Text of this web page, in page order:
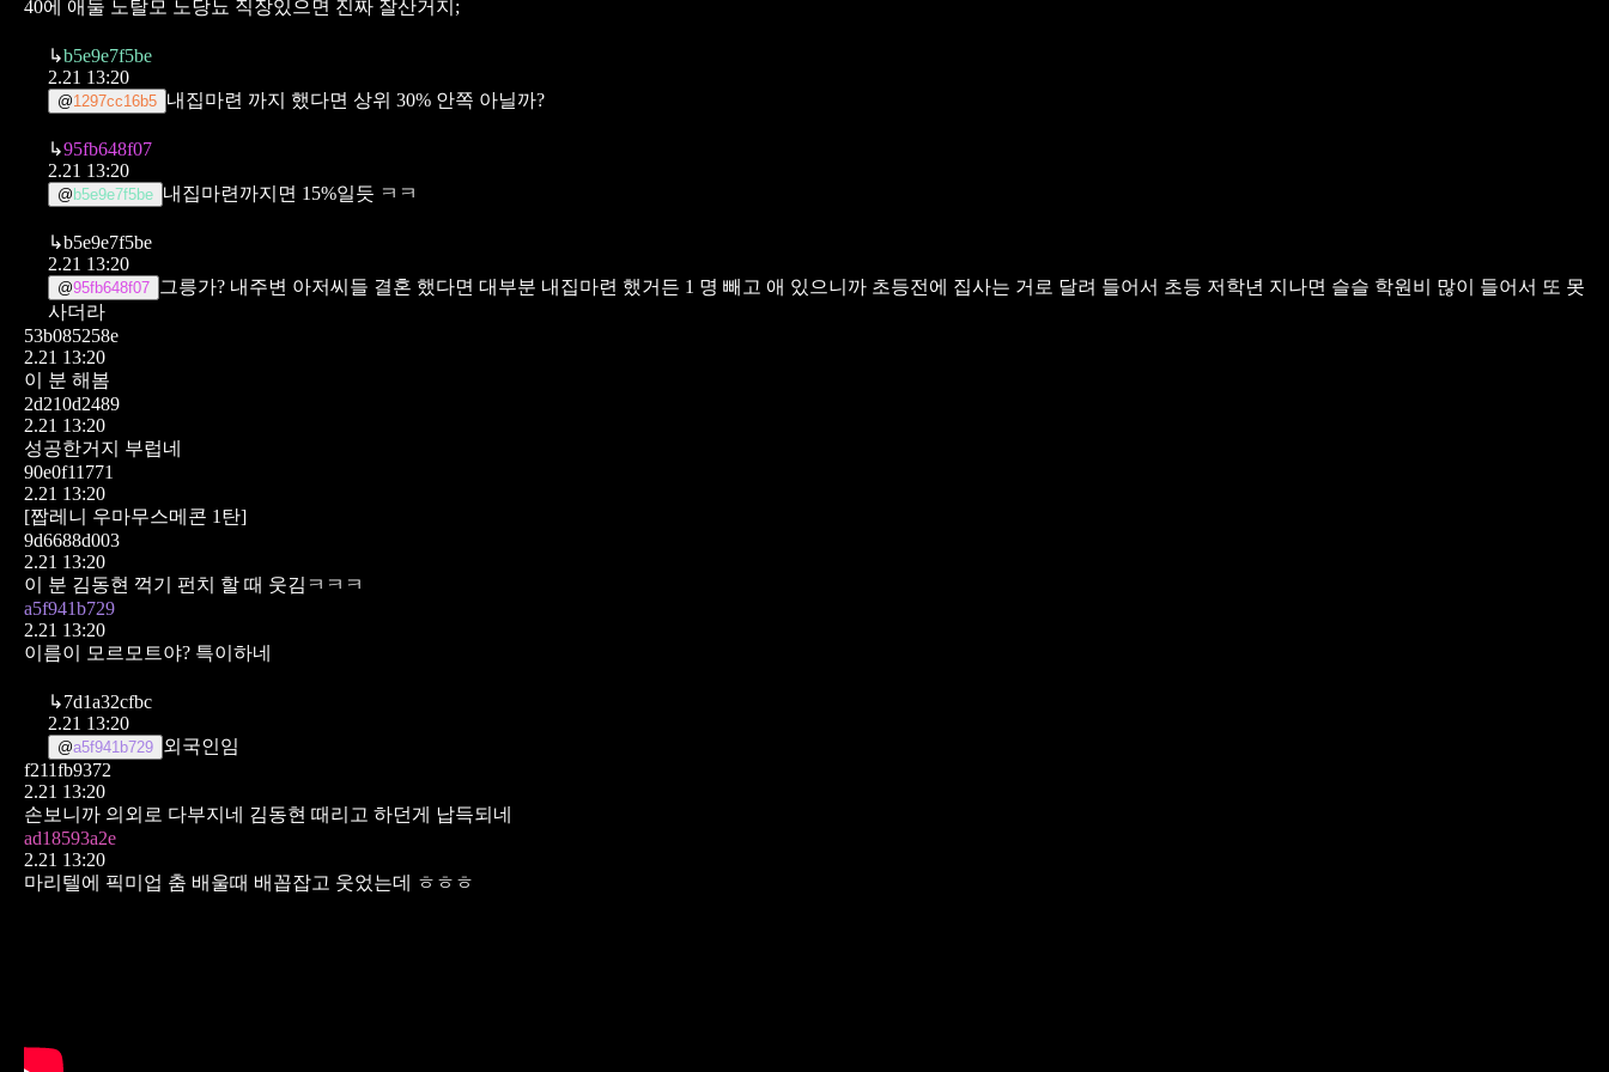
40에 애둘 노탈모 노당뇨 직장있으면 진짜 잘산거지;
↳b5e9e7f5be
2.21 13:20
@1297cc16b5 내집마련 까지 했다면 상위 30% 안쪽 아닐까?
↳95fb648f07
2.21 13:20
@ b5e9e7f5be 내집마련까지면 15%일듯 ㅋㅋ
↳b5e9e7f5be
2.21 13:20
@95fb648f07 그릉가? 내주변 아저씨들 결혼 했다면 대부분 내집마련 했거든 1 명 빼고 애 있으니까 초등전에 집사는 거로 달려 들어서 초등 저학년 지나면 슬슬 학원비 많이 들어서 또 못
사더라
53b085258e
2.21 13:20
이 분 해봄
2d210d2489
2.21 13:20
성공한거지 부럽네
90e0f11771
2.21 13:20
[짭레니 우마무스메콘 1탄]
9d6688d003
2.21 13:20
이 분 김동현 꺽기 펀치 할 때 웃김ㅋㅋㅋ
a5f941b729
2.21 13:20
이름이 모르모트야? 특이하네
↳7d1a32cfbc
2.21 13:20
@a5f941b729 외국인임
f211fb9372
2.21 13:20
손보니까 의외로 다부지네 김동현 때리고 하던게 납득되네
ad18593a2e
2.21 13:20
마리텔에 픽미업 춤 배울때 배꼽잡고 웃었는데 ㅎㅎㅎ